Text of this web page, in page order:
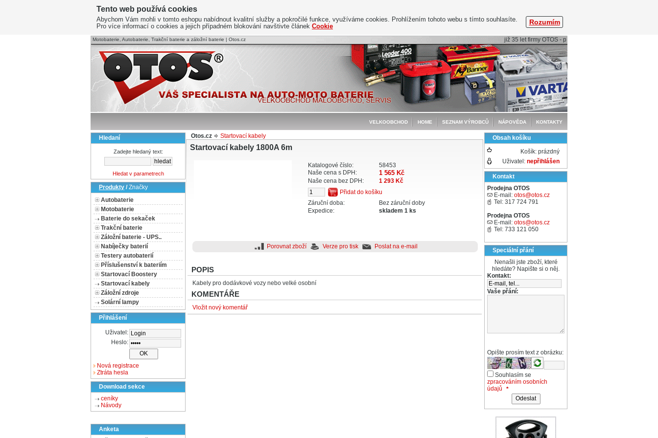
Motobaterie, Autobaterie, Trakční baterie a záložní baterie | Otos.cz již 35 let firmy OTOS - profesionální péče o baterie
KONTAKTY
NÁPOVĚDA
SEZNAM VÝROBCŮ
HOME
VELKOOBCHOD
Hledaní
Zadejte hledaný text:
Hledat v parametrech
Produkty /Značky
Autobaterie
Motobaterie
Baterie do sekaček
Trakční baterie
Záložní baterie - UPS..
Nabíječky baterií
Testery autobaterií
Příslušenství k bateriím
Startovací Boostery
Startovací kabely
Záložní zdroje
Solární lampy
Přihlášení
Uživatel:
Heslo:
Nová registrace
Ztráta hesla
Download sekce
ceníky
Návody
Anketa
Otos.cz Startovací kabely
Startovací kabely 1800A 6m
Katalogové číslo:
58453
Naše cena s DPH:
1 565 Kč
Naše cena bez DPH: 1 293 Kč
Záruční doba:
Bez záruční doby
Expedice:
skladem 1 ks
Porovnat zboží Verze pro tisk Poslat na e-mail
POPIS
Kabely pro dodávkové vozy nebo velké osobní
KOMENTÁŘE
Vložit nový komentář
Obsah košíku
Košík: prázdný
Uživatel: nepřihlášen
Kontakt
Prodejna OTOS
E-mail: otos@otos.cz
Tel: 317 724 791
Prodejna OTOS
E-mail: otos@otos.cz
Tel: 733 121 050
Speciální přání
Nenašli jste zboží, které
hledáte? Napište si o něj.
Kontakt:
Vaše přání:
Opište prosím text z obrázku:
Souhlasím se
zpracováním osobních
údajů
*
Tento web používá cookies
Abychom Vám mohli v tomto eshopu nabídnout kvalitní služby a pokročilé funkce, využíváme cookies. Prohlížením tohoto webu s tímto souhlasíte.
Pro více informací o cookies a jejich případném blokování navštivte článek Cookie
Rozumím